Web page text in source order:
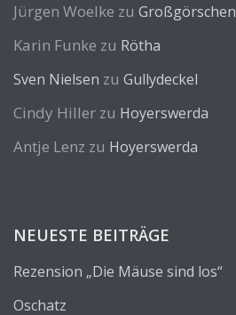
Jürgen Woelke zu Großgörschen
Karin Funke zu Rötha
Sven Nielsen zu Gullydeckel
Cindy Hiller zu Hoyerswerda
Antje Lenz zu Hoyerswerda
NEUESTE BEITRÄGE
Rezension „Die Mäuse sind los“
Oschatz